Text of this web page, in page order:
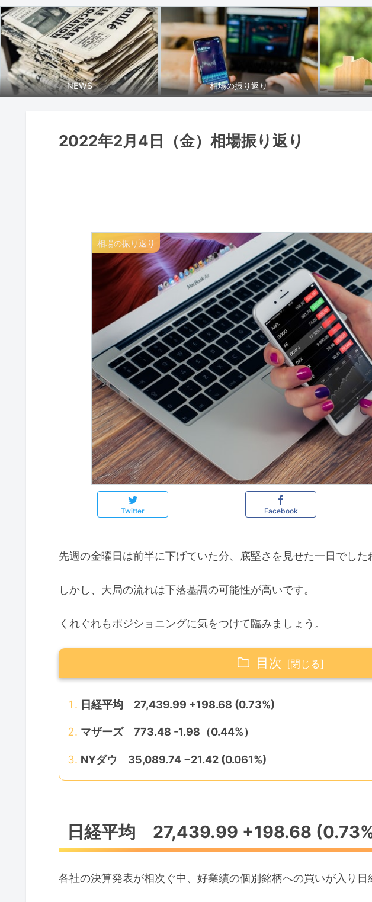
NEWS 相場の振り返り
2022年2月4日（金）相場振り返り
相場の振り返り
Twitter Facebook
先週の金曜日は前半に下げていた分、底堅さを見せた一日でした
しかし、大局の流れは下落基調の可能性が高いです。
くれぐれもポジショニングに気をつけて臨みましょう。
目次
日経平均 27,439.99 +198.68 (0.73%)
マザーズ 773.48 -1.98（0.44%）
NYダウ 35,089.74 −21.42 (0.061%)
日経平均 27,439.99 +198.68
各社の決算発表が相次ぐ中、好業績の個別銘柄への買いが入り日